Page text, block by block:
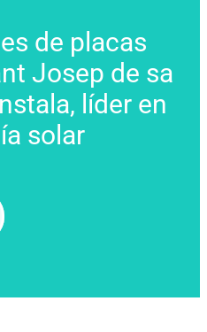
de placas
Josep de sa
líder en
solar